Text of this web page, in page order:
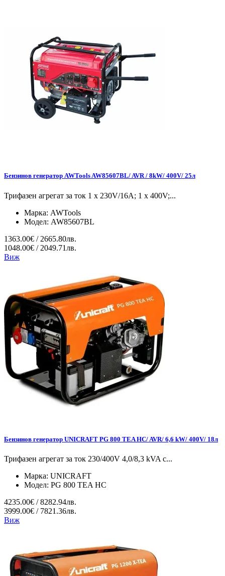
Бензинов генератор AWTools AW85607BL/ AVR / 8kW/ 400V/ 25л
Трифазен агрегат за ток 1 x 230V/16A; 1 x 400V;...
Марка: AWTools
Модел: AW85607BL
1363.00€ / 2665.80лв.
1048.00€ / 2049.71лв.
Виж
Бензинов генератор UNICRAFT PG 800 TEA HC/ AVR/ 6,6 kW/ 400V/ 18л
Трифазен агрегат за ток 230/400V 4,0/8,3 kVA с...
Марка: UNICRAFT
Модел: PG 800 TEA HC
4235.00€ / 8282.94лв.
3999.00€ / 7821.36лв.
Виж